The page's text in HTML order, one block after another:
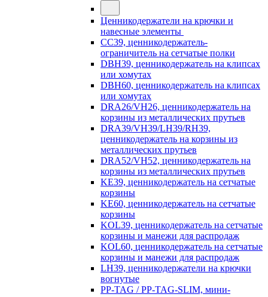
Ценникодержатели на крючки и
навесные элементы
CC39, ценникодержатель-
ограничитель на сетчатые полки
DBH39, ценникодержатель на клипсах
или хомутах
DBH60, ценникодержатель на клипсах
или хомутах
DRA26/VH26, ценникодержатель на
корзины из металлических прутьев
DRA39/VH39/LH39/RH39,
ценникодержатель на корзины из
металлических прутьев
DRA52/VH52, ценникодержатель на
корзины из металлических прутьев
KE39, ценникодержатель на сетчатые
корзины
KE60, ценникодержатель на сетчатые
корзины
KOL39, ценникодержатель на сетчатые
корзины и манежи для распродаж
KOL60, ценникодержатель на сетчатые
корзины и манежи для распродаж
LH39, ценникодержатели на крючки
вогнутые
PP-TAG / PP-TAG-SLIM, мини-